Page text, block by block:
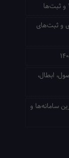
و ثبت‌های
ابطال،
سامانه‌ها و